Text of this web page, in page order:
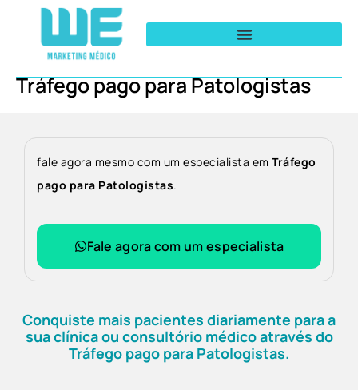
Tráfego pago para Patologistas
Conquiste mais pacientes diariamente para a
sua clínica ou consultório médico através do
Tráfego pago para Patologistas.
fale agora mesmo com um especialista em Tráfego
pago para Patologistas.
Fale agora com um especialista